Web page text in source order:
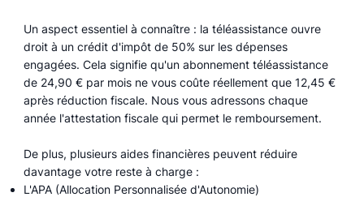
Un aspect essentiel à connaître : la téléassistance ouvre
droit à un crédit d'impôt de 50% sur les dépenses
engagées. Cela signifie qu'un abonnement téléassistance
de 24,90 € par mois ne vous coûte réellement que 12,45 €
après réduction fiscale. Nous vous adressons chaque
année l'attestation fiscale qui permet le remboursement.
De plus, plusieurs aides financières peuvent réduire
davantage votre reste à charge :
L'APA (Allocation Personnalisée d'Autonomie)